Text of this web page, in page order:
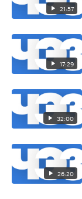
21:57
17:29
32:00
26:20